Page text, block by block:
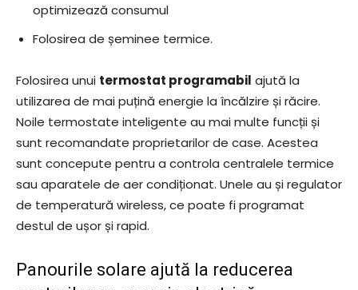
optimizează consumul
Folosirea de șeminee termice.
Folosirea unui termostat programabil ajută la
utilizarea de mai puțină energie la încălzire și răcire.
Noile termostate inteligente au mai multe funcții și
sunt recomandate proprietarilor de case. Acestea
sunt concepute pentru a controla centralele termice
sau aparatele de aer condiționat. Unele au și regulator
de temperatură wireless, ce poate fi programat
destul de ușor și rapid.
Panourile solare ajută la reducerea